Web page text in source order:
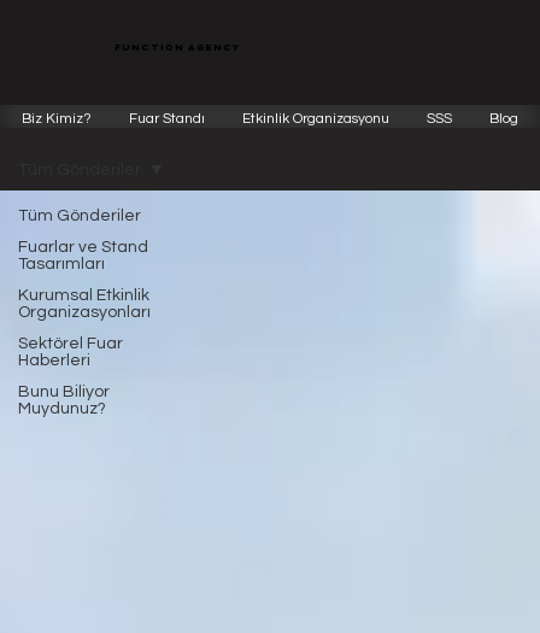
function agency
Biz Kimiz? Fuar Standı Etkinlik Organizasyonu SSS Blog
Tüm Gönderiler
Fuarlar ve Stand
Tasarımları
Kurumsal Etkinlik
Organizasyonları
Sektörel Fuar
Haberleri
Bunu Biliyor
Muydunuz?